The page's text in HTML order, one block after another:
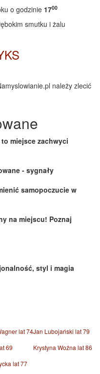
o godzinie 1700
smutku i żalu
należy zlecić
miejsce zachwyci
- sygnały
samopoczucie w
na miejscu! Poznaj
styl i magia
lat 74Jan Lubojański lat 79
69
Krystyna Woźna lat 86
lat 77